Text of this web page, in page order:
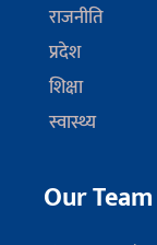
राजनीति
प्रदेश
शिक्षा
स्वास्थ्य
Our Team